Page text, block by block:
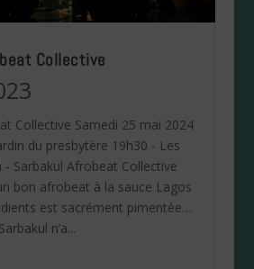
Collective
Collective Samedi 25 mai 2024
du presbytère 19h30 - Les
- Sarbakul Afrobeat Collective
bon afrobeat à la sauce Lagos
est sacrément pimentée…
n’a...